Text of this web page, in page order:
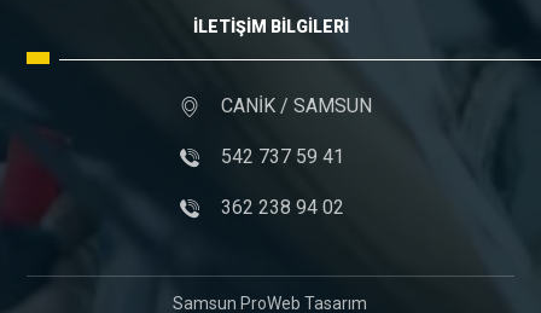
İLETİŞİM BİLGİLERİ
CANİK / SAMSUN
542 737 59 41
362 238 94 02
Samsun ProWeb Tasarım